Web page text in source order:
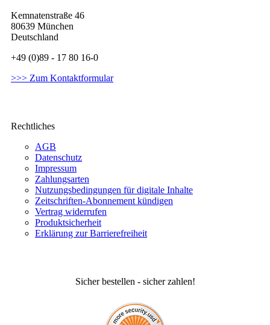
Kemnatenstraße 46
80639 München
Deutschland
+49 (0)89 - 17 80 16-0
>>> Zum Kontaktformular
Rechtliches
AGB
Datenschutz
Impressum
Zahlungsarten
Nutzungsbedingungen für digitale Inhalte
Zeitschriften-Abonnement kündigen
Vertrag widerrufen
Produktsicherheit
Erklärung zur Barrierefreiheit
Sicher bestellen - sicher zahlen!